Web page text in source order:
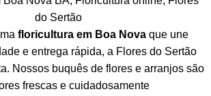
floricultura em Boa Nova que une
e entrega rápida, a Flores do Sertão
Nossos buquês de flores e arranjos são
frescas e cuidadosamente